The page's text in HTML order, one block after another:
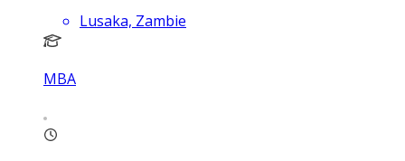
Lusaka, Zambie
MBA